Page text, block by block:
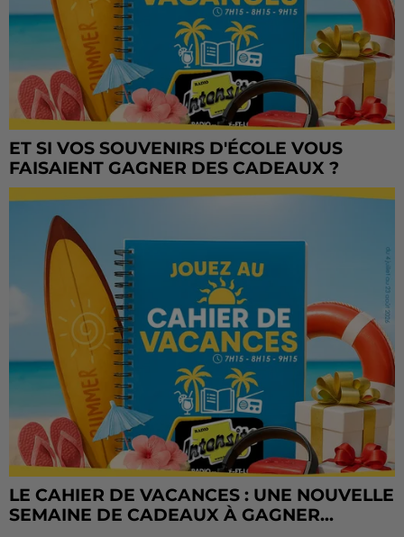
ET SI VOS SOUVENIRS D'ÉCOLE VOUS
FAISAIENT GAGNER DES CADEAUX ?
LE CAHIER DE VACANCES : UNE NOUVELLE
SEMAINE DE CADEAUX À GAGNER...